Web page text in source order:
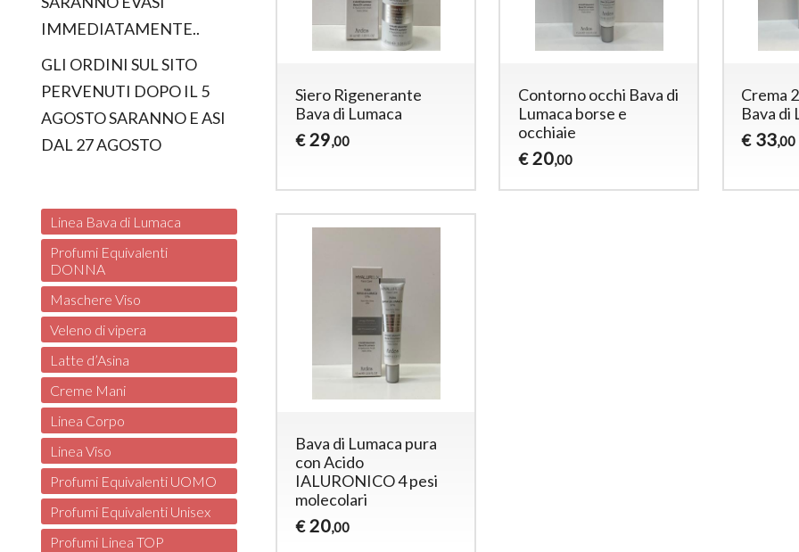
Siero Rigenerante
Bava di Lumaca
€ 29,00
Contorno occhi Bava di
Lumaca borse e
occhiaie
€ 20,00
Crema
Bava di
€ 33,00
Bava di Lumaca pura
con Acido
IALURONICO 4 pesi
molecolari
€ 20,00
IMMEDIATAMENTE..
GLI ORDINI SUL SITO
PERVENUTI DOPO IL 5
AGOSTO SARANNO E ASI
DAL 27 AGOSTO
Linea Bava di Lumaca
Profumi Equivalenti
DONNA
Maschere Viso
Veleno di vipera
Latte d’Asina
Creme Mani
Linea Corpo
Linea Viso
Profumi Equivalenti UOMO
Profumi Equivalenti Unisex
Profumi Linea TOP